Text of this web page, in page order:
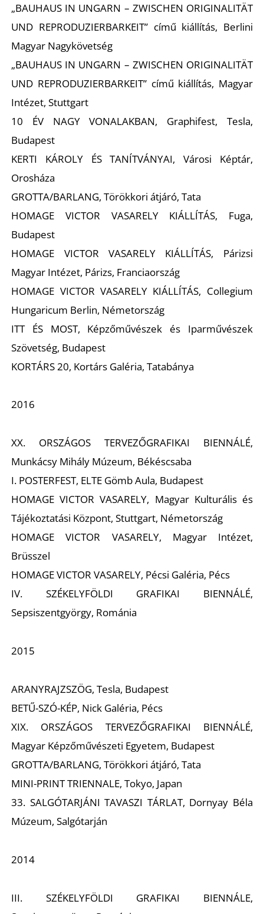
„BAUHAUS IN UNGARN – ZWISCHEN ORIGINALITÄT
UND REPRODUZIERBARKEIT” című kiállítás, Berlini
Magyar Nagykövetség
„BAUHAUS IN UNGARN – ZWISCHEN ORIGINALITÄT
UND REPRODUZIERBARKEIT” című kiállítás, Magyar
Intézet, Stuttgart
10 ÉV NAGY VONALAKBAN, Graphifest, Tesla,
Budapest
KERTI KÁROLY ÉS TANÍTVÁNYAI, Városi Képtár,
Orosháza
GROTTA/BARLANG, Törökkori átjáró, Tata
HOMAGE VICTOR VASARELY KIÁLLÍTÁS, Fuga,
Budapest
HOMAGE VICTOR VASARELY KIÁLLÍTÁS, Párizsi
Magyar Intézet, Párizs, Franciaország
HOMAGE VICTOR VASARELY KIÁLLÍTÁS, Collegium
Hungaricum Berlin, Németország
ITT ÉS MOST, Képzőművészek és Iparművészek
Szövetség, Budapest
KORTÁRS 20, Kortárs Galéria, Tatabánya
2016
XX. ORSZÁGOS TERVEZŐGRAFIKAI BIENNÁLÉ,
Munkácsy Mihály Múzeum, Békéscsaba
I. POSTERFEST, ELTE Gömb Aula, Budapest
HOMAGE VICTOR VASARELY, Magyar Kulturális és
Tájékoztatási Központ, Stuttgart, Németország
HOMAGE VICTOR VASARELY, Magyar Intézet,
Brüsszel
HOMAGE VICTOR VASARELY, Pécsi Galéria, Pécs
IV. SZÉKELYFÖLDI GRAFIKAI BIENNÁLÉ,
Sepsiszentgyörgy, Románia
2015
ARANYRAJZSZÖG, Tesla, Budapest
BETŰ-SZÓ-KÉP, Nick Galéria, Pécs
XIX. ORSZÁGOS TERVEZŐGRAFIKAI BIENNÁLÉ,
Magyar Képzőművészeti Egyetem, Budapest
GROTTA/BARLANG, Törökkori átjáró, Tata
MINI-PRINT TRIENNALE, Tokyo, Japan
33. SALGÓTARJÁNI TAVASZI TÁRLAT, Dornyay Béla
Múzeum, Salgótarján
2014
III. SZÉKELYFÖLDI GRAFIKAI BIENNÁLE,